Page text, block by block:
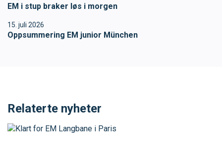
EM i stup braker løs i morgen
15. juli 2026
Oppsummering EM junior München
Relaterte nyheter